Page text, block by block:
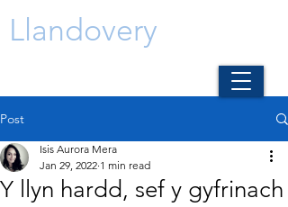
Llandovery
Post
Y llyn hardd, sef y gyfrinach
Isis Aurora Mera
Jan 29, 2022 1 min read